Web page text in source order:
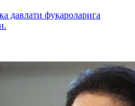
давлати фуқароларига